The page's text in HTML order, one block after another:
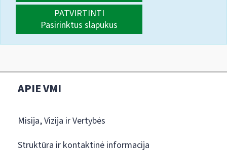
PATVIRTINTI
Pasirinktus slapukus
APIE VMI
Misija, Vizija ir Vertybės
Struktūra ir kontaktinė informacija